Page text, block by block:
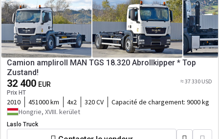
Camion ampliroll MAN TGS 18.320 Abrollkipper * Top
Zustand!
32 400 EUR
Prix HT
≈ 37 330 USD
2010 451000 km 4x2 320 CV Capacité de chargement: 9000 kg
Hongrie, XVIII. kerület
Laslo Truck